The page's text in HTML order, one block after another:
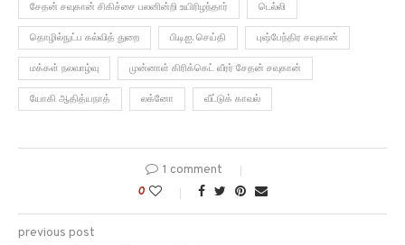
சேதன் சவுகான் சிகிச்சை பலனின்றி உயிரிழந்தார் டெல்லி
தொழில்நுட்ப கல்வித் துறை பி.டி.ஐ. செய்தி புஷ்பேந்திர சவுகான்
மக்கள் நலவாழ்வு முன்னாள் கிரிக்கெட் வீரர் சேதன் சவுகான்
யோகி ஆதித்யநாத் லக்னோ வீட்டுக் காவல்
1 comment
0
previous post